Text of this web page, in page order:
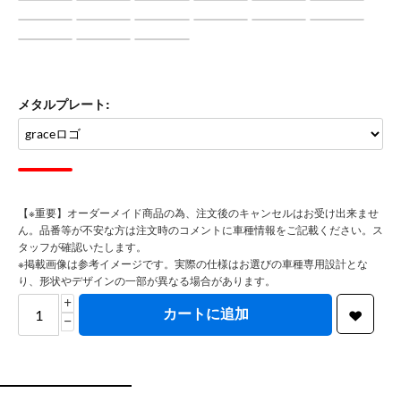
メタルプレート:
【※重要】オーダーメイド商品の為、注文後のキャンセルはお受け出来ませ
ん。品番等が不安な方は注文時のコメントに車種情報をご記載ください。ス
タッフが確認いたします。
※掲載画像は参考イメージです。実際の仕様はお選びの車種専用設計とな
り、形状やデザインの一部が異なる場合があります。
+
−
カートに追加